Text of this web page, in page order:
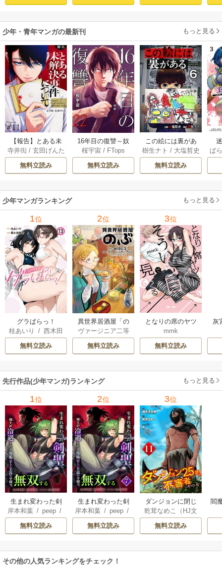
少年・青年マンガの最新刊 もっと見る
【報告】とある未
解決事件について 1
1巻
寺井衒/ 玄田げんた
無料立読み
16年目の復讐～奴
らを地獄に送るま
で 22巻
桜宇宙 / FTops
無料立読み
この絵には裏があ
る 6巻
樹生ナト / 大塩哲史
無料立読み
ぱ
少年マンガランキング もっと見る
1位
グラぱらっ！
桂あいり
/西木田
景志
無料立読み
2位
異世界居酒屋「の
ぶ」
ヴァージニア二等
兵/蝉川夏哉/転
無料立読み
3位
となりの席のヤツ
がそういう目で見
てくる
mmk
無料立読み
灰
先行作品(少年マンガ)ランキング もっと見る
1位
生まれ変わった剣
聖、剣士が冷遇さ
れる魔術至上主義
の学園で無双する
岸本和葉/ peep/
染野静也/
/taskey STUDI
無料立読み
2位
生まれ変わった剣
聖、剣士が冷遇さ
れる魔術至上主義
の学園で無双する
岸本和葉/ peep/
染野静也/
/taskey STUDI
無料立読み
3位
ダンジョンに閉じ
込められて25年。
救出されたときに
は立派な不審者に
版】
乾茸なめこ（HJ文
庫／ホビージャパ
ン刊）/御手洗太
無料立読み
閻
その他の人気ランキングをチェック！